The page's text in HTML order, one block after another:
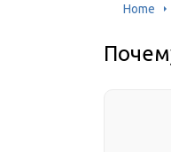
Home